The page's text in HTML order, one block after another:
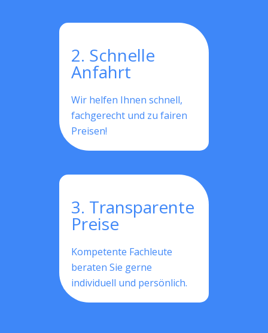
2. Schnelle
Anfahrt
Wir helfen Ihnen schnell,
fachgerecht und zu fairen
Preisen!
3. Transparente
Preise
Kompetente Fachleute
beraten Sie gerne
individuell und persönlich.